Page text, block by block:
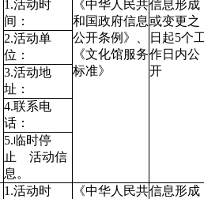
1.活动时
间：
《中华人民共
和国政府信息
公开条例》
《文化馆服务
标准》
信息形成
或变更之
日起5个
作日内公
开
2.活动单
位：
3.活动地
址：
4.联系电
话：
5.临时停
止 活动信
息。
1.活动时
《中华人民共信息形成